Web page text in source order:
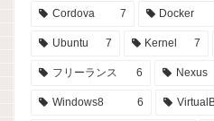
Cordova 7 Docker
Ubuntu 7 Kernel 7
フリーランス 6 Nexus
Windows8 6